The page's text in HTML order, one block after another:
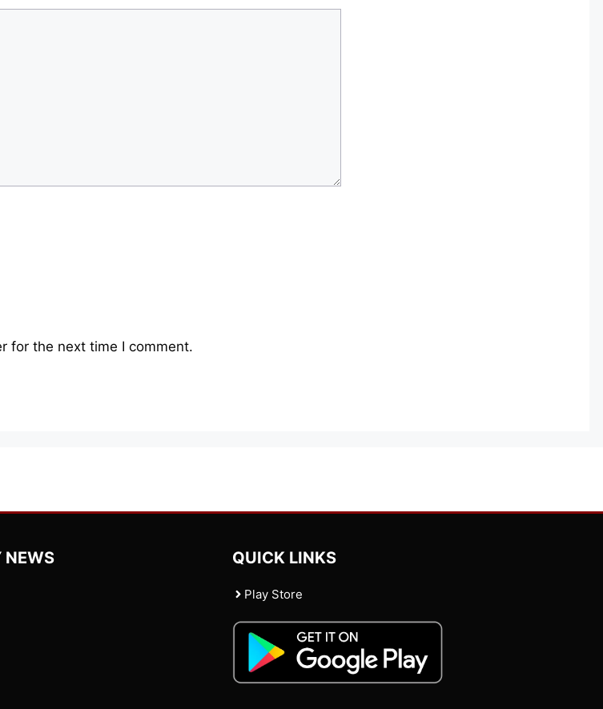
for the next time I comment.
NEWS QUICK LINKS
Play Store